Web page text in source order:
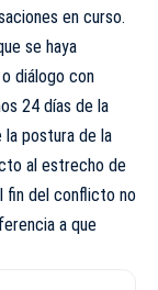
en curso.
se haya
diálogo con
24 días de la
la postura de la
al estrecho de
fin del conflicto no
a que